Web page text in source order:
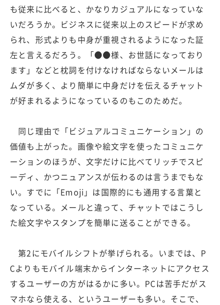
も従来に比べると、かなりカジュアルになっていな
いだろうか。ビジネスに従来以上のスピードが求め
られ、形式よりも中身が重視されるようになった証
左と言えるだろう。「●●様、お世話になっており
ます」などと枕詞を付けなければならないメールは
ムダが多く、より簡単に中身だけを伝えるチャット
が好まれるようになっているのもこのためだ。
同じ理由で「ビジュアルコミュニケーション」の
価値も上がった。画像や絵文字を使ったコミュニケ
ーションのほうが、文字だけに比べてリッチでスピ
ーディ、かつニュアンスが伝わるのは言うまでもな
い。すでに「Emoji」は国際的にも通用する言葉と
なっている。メールと違って、チャットではこうし
た絵文字やスタンプを簡単に送ることができる。
第2にモバイルシフトが挙げられる。いまでは、P
Cよりもモバイル端末からインターネットにアクセス
するユーザーの方がはるかに多い。PCは苦手だがス
マホなら使える、というユーザーも多い。そこで、